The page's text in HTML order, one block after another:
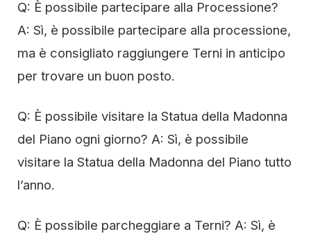
Q: È possibile partecipare alla Processione?
A: Sì, è possibile partecipare alla processione,
ma è consigliato raggiungere Terni in anticipo
per trovare un buon posto.
Q: È possibile visitare la Statua della Madonna
del Piano ogni giorno? A: Sì, è possibile
visitare la Statua della Madonna del Piano tutto
l’anno.
Q: È possibile parcheggiare a Terni? A: Sì, è